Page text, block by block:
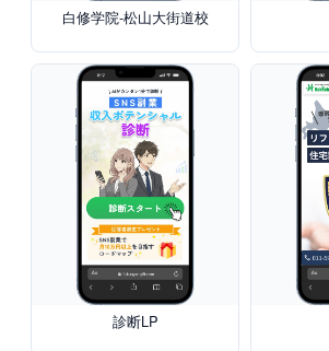
白修学院-松山大街道校
診断LP